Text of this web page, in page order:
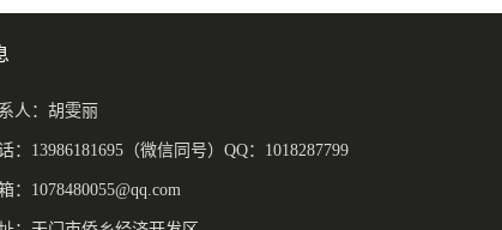
人：胡雯丽
：13986181695（微信同号）QQ：1018287799
： 1078480055@qq.com